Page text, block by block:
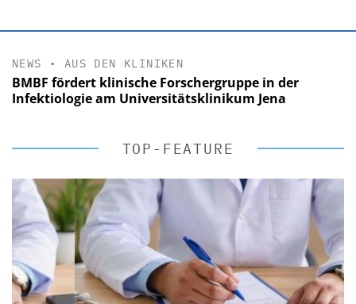
NEWS • AUS DEN KLINIKEN
BMBF fördert klinische Forschergruppe in der
Infektiologie am Universitätsklinikum Jena
TOP-FEATURE